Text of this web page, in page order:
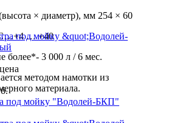
× диаметр), мм 254 × 60
С…+4 … +40
более*- 3 000 л / 6 мес.
методом намотки из
материала.
под мойку "Водолей-БКП"